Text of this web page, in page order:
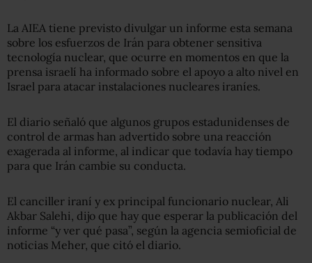
La AIEA tiene previsto divulgar un informe esta semana
sobre los esfuerzos de Irán para obtener sensitiva
tecnología nuclear, que ocurre en momentos en que la
prensa israelí ha informado sobre el apoyo a alto nivel en
Israel para atacar instalaciones nucleares iraníes.
El diario señaló que algunos grupos estadunidenses de
control de armas han advertido sobre una reacción
exagerada al informe, al indicar que todavía hay tiempo
para que Irán cambie su conducta.
El canciller iraní y ex principal funcionario nuclear, Ali
Akbar Salehi, dijo que hay que esperar la publicación del
informe “y ver qué pasa”, según la agencia semioficial de
noticias Meher, que citó el diario.